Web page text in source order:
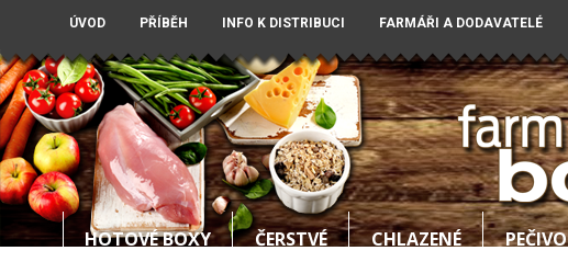
ÚVOD PŘÍBĚH INFO K DISTRIBUCI FARMÁŘI A DODAVATELÉ
HOTOVÉ BOXY ČERSTVÉ CHLAZENÉ PEČIVO